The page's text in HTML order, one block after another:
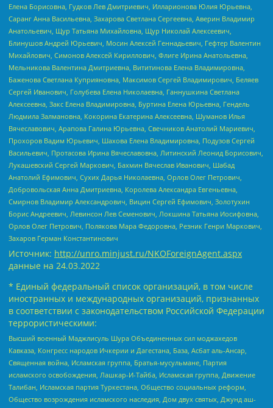
Елена Борисовна, Гудков Лев Дмитриевич, Илларионова Юлия Юрьевна,
Саранг Анна Васильевна, Захарова Светлана Сергеевна, Аверин Владимир
Анатольевич, Щур Татьяна Михайловна, Щур Николай Алексеевич,
Блинушов Андрей Юрьевич, Мосин Алексей Геннадьевич, Гефтер Валентин
Михайлович, Симонов Алексей Кириллович, Флиге Ирина Анатольевна,
Мельникова Валентина Дмитриевна, Вититинова Елена Владимировна,
Баженова Светлана Куприяновна, Максимов Сергей Владимирович, Беляев
Сергей Иванович, Голубева Елена Николаевна, Ганнушкина Светлана
Алексеевна, Закс Елена Владимировна, Буртина Елена Юрьевна, Гендель
Людмила Залмановна, Кокорина Екатерина Алексеевна, Шуманов Илья
Вячеславович, Арапова Галина Юрьевна, Свечников Анатолий Мариевич,
Прохоров Вадим Юрьевич, Шахова Елена Владимировна, Подузов Сергей
Васильевич, Протасова Ирина Вячеславовна, Литинский Леонид Борисович,
Лукашевский Сергей Маркович, Бахмин Вячеслав Иванович, Шабад
Анатолий Ефимович, Сухих Дарья Николаевна, Орлов Олег Петрович,
Добровольская Анна Дмитриевна, Королева Александра Евгеньевна,
Смирнов Владимир Александрович, Вицин Сергей Ефимович, Золотухин
Борис Андреевич, Левинсон Лев Семенович, Локшина Татьяна Иосифовна,
Орлов Олег Петрович, Полякова Мара Федоровна, Резник Генри Маркович,
Захаров Герман Константинович
Источник: http://unro.minjust.ru/NKOForeignAgent.aspx
данные на 24.03.2022
* Единый федеральный список организаций, в том числе
иностранных и международных организаций, признанных
в соответствии с законодательством Российской Федерации
террористическими:
Высший военный Маджлисуль Шура Объединенных сил моджахедов
Кавказа, Конгресс народов Ичкерии и Дагестана, База, Асбат аль-Ансар,
Священная война, Исламская группа, Братья-мусульмане, Партия
исламского освобождения, Лашкар-И-Тайба, Исламская группа, Движение
Талибан, Исламская партия Туркестана, Общество социальных реформ,
Общество возрождения исламского наследия, Дом двух святых, Джунд аш-